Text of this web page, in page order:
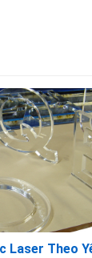
Laser Theo